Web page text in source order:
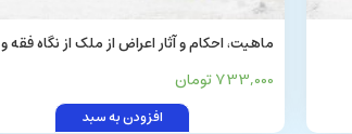
ماهیت، احکام و آثار اعراض از ملک از نگاه فقه و
حقوق
733,000 تومان
افزودن به سبد